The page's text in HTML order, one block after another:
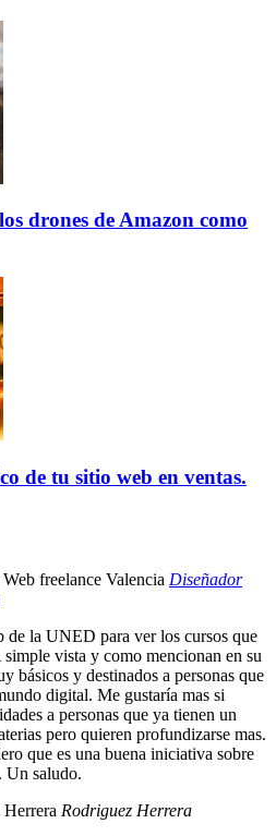
drones de Amazon como
de tu sitio web en ventas.
Diseñador
de la UNED para ver los cursos que
vista y como mencionan en su
básicos y destinados a personas que
digital. Me gustaría mas si
a personas que ya tienen un
pero quieren profundizarse mas.
que es una buena iniciativa sobre
Un saludo.
Rodriguez Herrera